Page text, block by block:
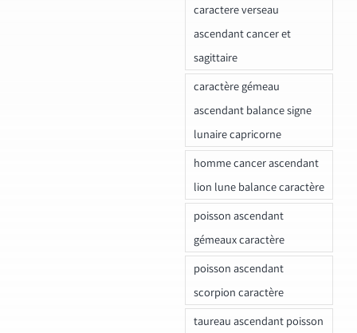
caractere verseau
ascendant cancer et
sagittaire
caractère gémeau
ascendant balance signe
lunaire capricorne
homme cancer ascendant
lion lune balance caractère
poisson ascendant
gémeaux caractère
poisson ascendant
scorpion caractère
taureau ascendant poisson